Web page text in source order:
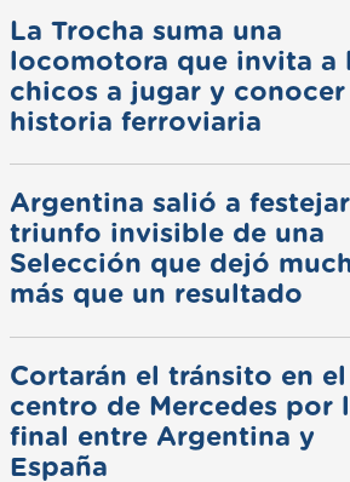
La Trocha suma una
locomotora que invita a
chicos a jugar y conocer
historia ferroviaria
Argentina salió a
triunfo invisible de una
Selección que dejó
más que un resultado
Cortarán el tránsito en el
centro de Mercedes por
final entre Argentina y
España